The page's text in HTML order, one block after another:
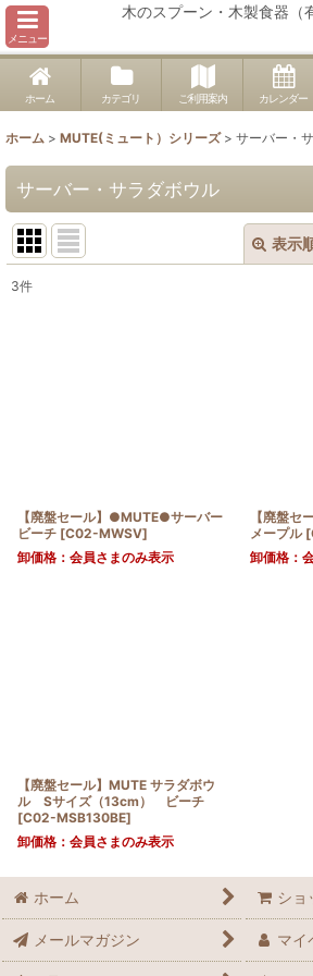
メニュー
木のスプーン・木製食器（
ホーム カテゴリ ご利用案内 カレンダー
ホーム > MUTE(ミュート）シリーズ > サーバー・
サーバー・サラダボウル
表示
3件
【廃盤セール】●MUTE●サーバー
ビーチ [C02-MWSV]
卸価格：会員さまのみ表示
【廃盤
メープル [
卸価格：
【廃盤セール】MUTE サラダボウ
ル Sサイズ（13cm） ビーチ
[C02-MSB130BE]
卸価格：会員さまのみ表示
ホーム ショ
メールマガジン マイ